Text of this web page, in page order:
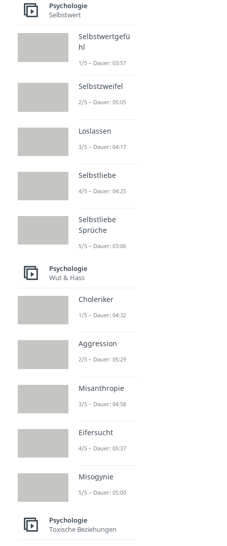
Psychologie
Selbstwert
Selbstwertgefü
hl
1/5 – Dauer: 03:57
Selbstzweifel
2/5 – Dauer: 05:05
Loslassen
3/5 – Dauer: 04:17
Selbstliebe
4/5 – Dauer: 04:25
Selbstliebe
Sprüche
5/5 – Dauer: 03:06
Psychologie
Wut & Hass
Choleriker
1/5 – Dauer: 04:32
Aggression
2/5 – Dauer: 05:29
Misanthropie
3/5 – Dauer: 04:58
Eifersucht
4/5 – Dauer: 05:37
Misogynie
5/5 – Dauer: 05:00
Psychologie
Toxische Beziehungen